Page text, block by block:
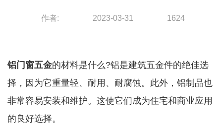
作者: 2023-03-31 1624
铝门窗五金的材料是什么?铝是建筑五金件的绝佳选
择，因为它重量轻、耐用、耐腐蚀。此外，铝制品也
非常容易安装和维护。这使它们成为住宅和商业应用
的良好选择。